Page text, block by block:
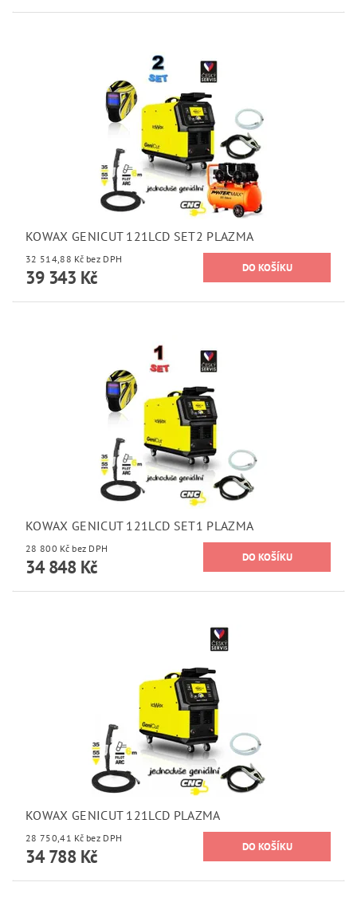
KOWAX GENICUT 121LCD SET2 PLAZMA
32 514,88 Kč bez DPH
39 343 Kč
KOWAX GENICUT 121LCD SET1 PLAZMA
28 800 Kč bez DPH
34 848 Kč
KOWAX GENICUT 121LCD PLAZMA
28 750,41 Kč bez DPH
34 788 Kč